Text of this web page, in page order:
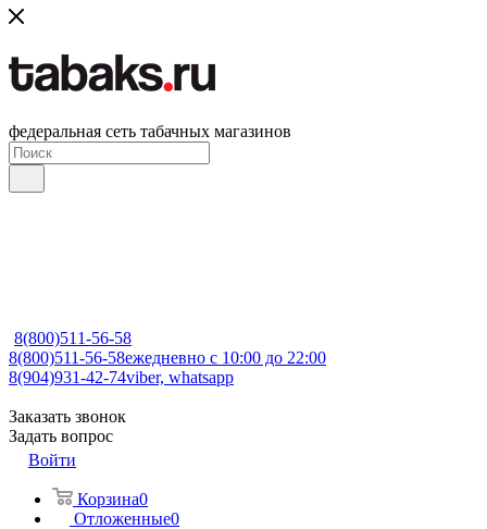
федеральная сеть табачных магазинов
8(800)511-56-58
8(800)511-56-58ежедневно с 10:00 до 22:00
8(904)931-42-74viber, whatsapp
Заказать звонок
Задать вопрос
Войти
Корзина0
Отложенные0